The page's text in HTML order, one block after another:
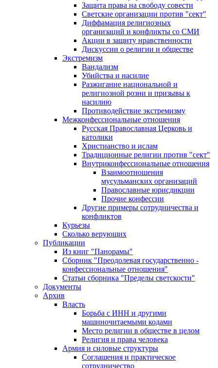
Защита права на свободу совести
Светские организации против "сект"
Диффамация религиозных
организаций и конфликты со СМИ
Акции в защиту нравственности
Дискуссии о религии и обществе
Экстремизм
Вандализм
Убийства и насилие
Разжигание национальной и
религиозной розни и призывы к
насилию
Противодействие экстремизму
Межконфессиональные отношения
Русская Православная Церковь и
католики
Христианство и ислам
Традиционные религии против "сект"
Внутриконфессиональные отношения
Взаимоотношения
мусульманских организаций
Православные юрисдикции
Прочие конфессии
Другие примеры сотрудничества и
конфликтов
Курьезы
Сколько верующих
Публикации
Из книг "Панорамы"
Сборник "Преодолевая государственно -
конфессиональные отношения"
Статьи сборника "Пределы светскости"
Документы
Архив
Власть
Борьба с ИНН и другими
машиночитаемыми кодами
Место религии в обществе в целом
Религия и права человека
Армия и силовые структуры
Соглашения и практическое
сотрудничество